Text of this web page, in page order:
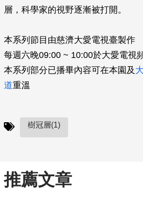
層，科學家的視野­逐漸被打開。
本系列節目由慈濟大愛電視臺製作
每週六晚09:00 ~ 10:00於大愛電視
本系列部分已播畢內容可在本園及
道重溫
樹冠層(1)
推薦文章